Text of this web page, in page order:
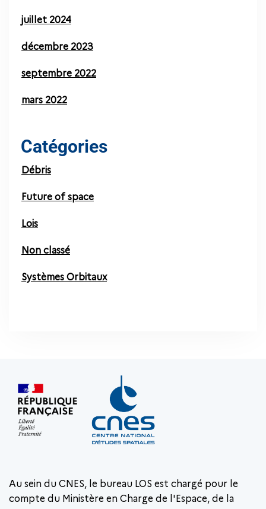
juillet 2024
décembre 2023
septembre 2022
mars 2022
Catégories
Débris
Future of space
Lois
Non classé
Systèmes Orbitaux
Au sein du CNES, le bureau LOS est chargé pour le
compte du Ministère en Charge de l'Espace, de la